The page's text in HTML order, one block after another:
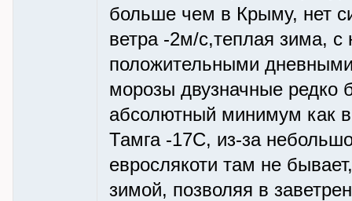
больше чем в Крыму, нет
ветра -2м/с,теплая зима,
положительными
морозы двузначные
абсолютный минимум как
Тамга -17С, из-за
еврослякоти там не
зимой, позволяя в